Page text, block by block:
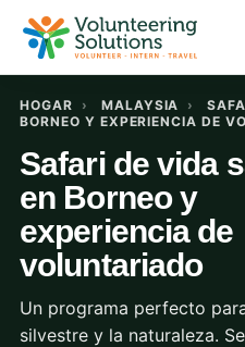
HOGAR › MALAYSIA ›
BORNEO Y EXPERIENCIA DE
Safari de vida
en Borneo y
experiencia de
voluntariado
Un programa perfecto
silvestre y la naturaleza.